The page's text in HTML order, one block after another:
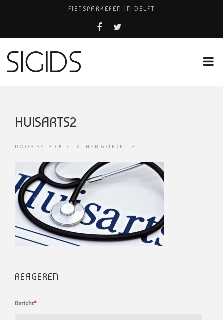
FIETSPARKEREN IN DELFT
FIETS KWIJT IN TILBURG?
USED PRODUCTS LEIDEN
HUISARTS2
DOOR PATRICK • 12 JAAR GELEDEN •
REAGEREN
Bericht*